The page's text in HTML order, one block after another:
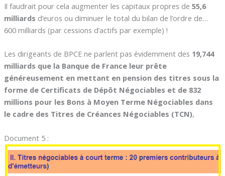
Il faudrait pour cela augmenter les capitaux propres de 55,6
milliards d’euros ou diminuer le total du bilan de l’ordre de…
600 milliards (par cessions d’actifs par exemple) !
Les dirigeants de BPCE ne parlent pas évidemment des 19,744
milliards que la Banque de France leur prête
généreusement en mettant en pension des titres sous la
forme de Certificats de Dépôt Négociables et de 832
millions pour les Bons à Moyen Terme Négociables dans
le cadre des Titres de Créances Négociables (TCN),
Document 5 :